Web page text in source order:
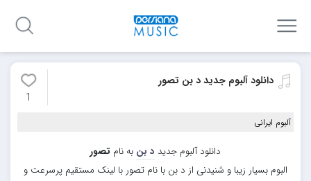
دانلود آلبوم جدید د بن تصور
1
آلبوم ایرانی
دانلود آلبوم جدید د بن به نام تصور
البوم بسیار زیبا و شنیدنی از د بن با نام تصور با لینک مستقیم پرسرعت و